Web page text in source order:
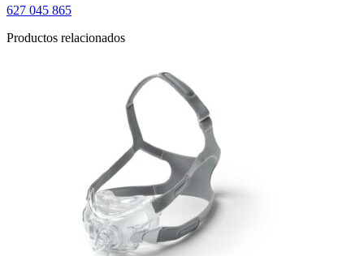
627 045 865
Productos relacionados